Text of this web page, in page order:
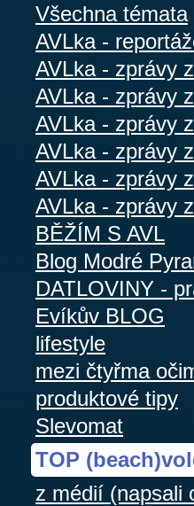
Všechna témata
AVLka -
AVLka - zprávy
AVLka - zprávy
AVLka - zprávy
AVLka - zprávy
AVLka - zprávy
AVLka - zprávy
BĚŽÍM S AVL
Blog Modré
DATLOVINY -
Evíkův BLOG
lifestyle
mezi čtyřma
produktové tipy
Slevomat
TOP
z médií (napsali